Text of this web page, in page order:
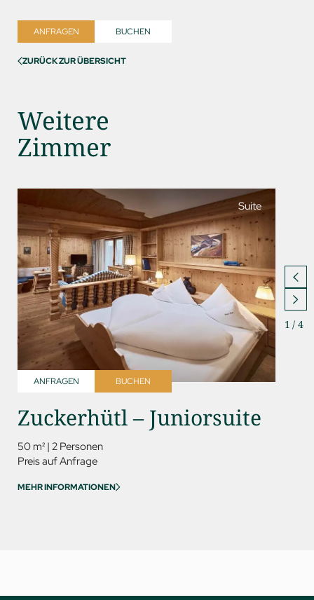
ANFRAGEN BUCHEN
ZURÜCK ZUR ÜBERSICHT
Weitere
Zimmer
1 / 4
Suite
BUCHEN
ANFRAGEN
Zuckerhütl – Juniorsuite
50 m² | 2 Personen
Preis auf Anfrage
MEHR INFORMATIONEN